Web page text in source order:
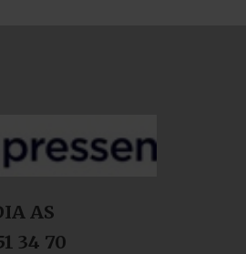
AS
34 70